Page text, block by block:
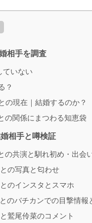
相手を調査
ていない
？
の現在｜結婚するのか？
の関係にまつわる知恵袋
相手と噂検証
の共演と馴れ初め・出会
の写真と匂わせ
のインスタとスマホ
のバチカンでの目撃情報
鷲尾伶菜のコメント